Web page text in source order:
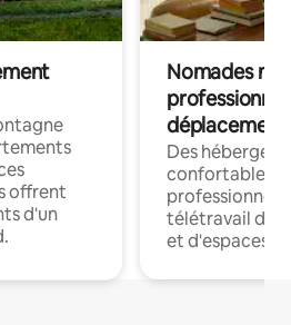
offrent
d'un
Nomades
déplacement
Des
confortables
professionnels
télétravail
et d'espaces